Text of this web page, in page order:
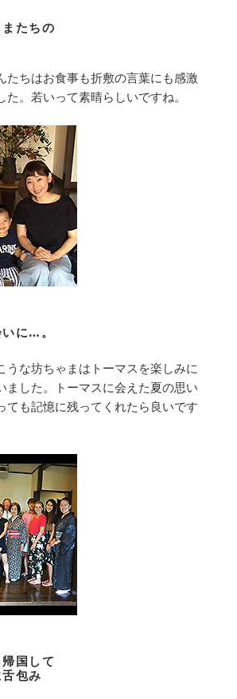
たちの
たちはお食事も折敷の言葉にも感激
た。若いって素晴らしいですね。
に…。
うな坊ちゃまはトーマスを楽しみに
ました。トーマスに会えた夏の思い
ても記憶に残ってくれたら良いです
国して
包み